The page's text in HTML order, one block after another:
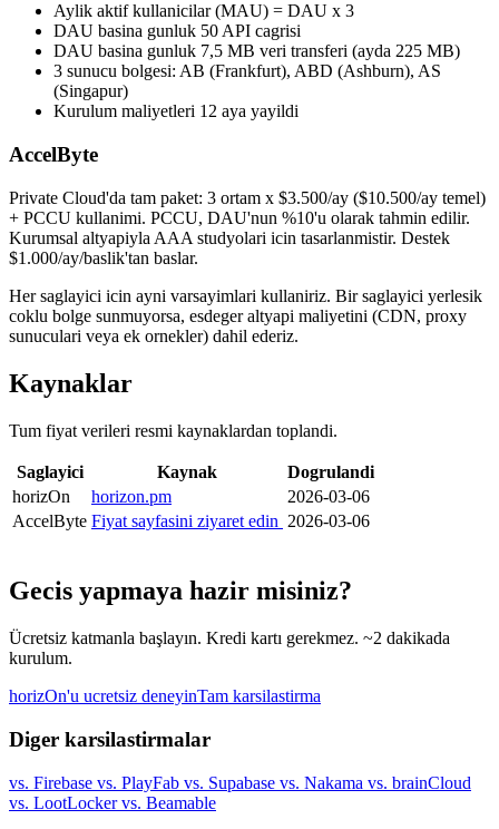
Aylik aktif kullanicilar (MAU) = DAU x 3
DAU basina gunluk 50 API cagrisi
DAU basina gunluk 7,5 MB veri transferi (ayda 225 MB)
3 sunucu bolgesi: AB (Frankfurt), ABD (Ashburn), AS
(Singapur)
Kurulum maliyetleri 12 aya yayildi
AccelByte
Private Cloud'da tam paket: 3 ortam x $3.500/ay ($10.500/ay temel)
+ PCCU kullanimi. PCCU, DAU'nun %10'u olarak tahmin edilir.
Kurumsal altyapiyla AAA studyolari icin tasarlanmistir. Destek
$1.000/ay/baslik'tan baslar.
Her saglayici icin ayni varsayimlari kullaniriz. Bir saglayici yerlesik
coklu bolge sunmuyorsa, esdeger altyapi maliyetini (CDN, proxy
sunuculari veya ek ornekler) dahil ederiz.
Kaynaklar
Tum fiyat verileri resmi kaynaklardan toplandi.
Saglayici Kaynak
Dogrulandi
horizOn
horizon.pm
2026-03-06
AccelByte Fiyat sayfasini ziyaret edin 2026-03-06
Gecis yapmaya hazir misiniz?
Ücretsiz katmanla başlayın. Kredi kartı gerekmez. ~2 dakikada
kurulum.
horizOn'u ucretsiz deneyinTam karsilastirma
Diger karsilastirmalar
vs. Firebase vs. PlayFab vs. Supabase vs. Nakama vs. brainCloud
vs. LootLockervs. Beamable